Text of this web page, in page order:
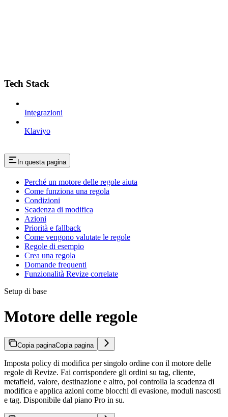
Tech Stack
Integrazioni
Klaviyo
In questa pagina
Perché un motore delle regole aiuta
Come funziona una regola
Condizioni
Scadenza di modifica
Azioni
Priorità e fallback
Come vengono valutate le regole
Regole di esempio
Crea una regola
Domande frequenti
Funzionalità Revize correlate
Setup di base
Motore delle regole
Copia paginaCopia pagina
Imposta policy di modifica per singolo ordine con il motore delle
regole di Revize. Fai corrispondere gli ordini su tag, cliente,
metafield, valore, destinazione e altro, poi controlla la scadenza di
modifica e applica azioni come blocchi di evasione, moduli nascosti
e tag. Disponibile dal piano Pro in su.